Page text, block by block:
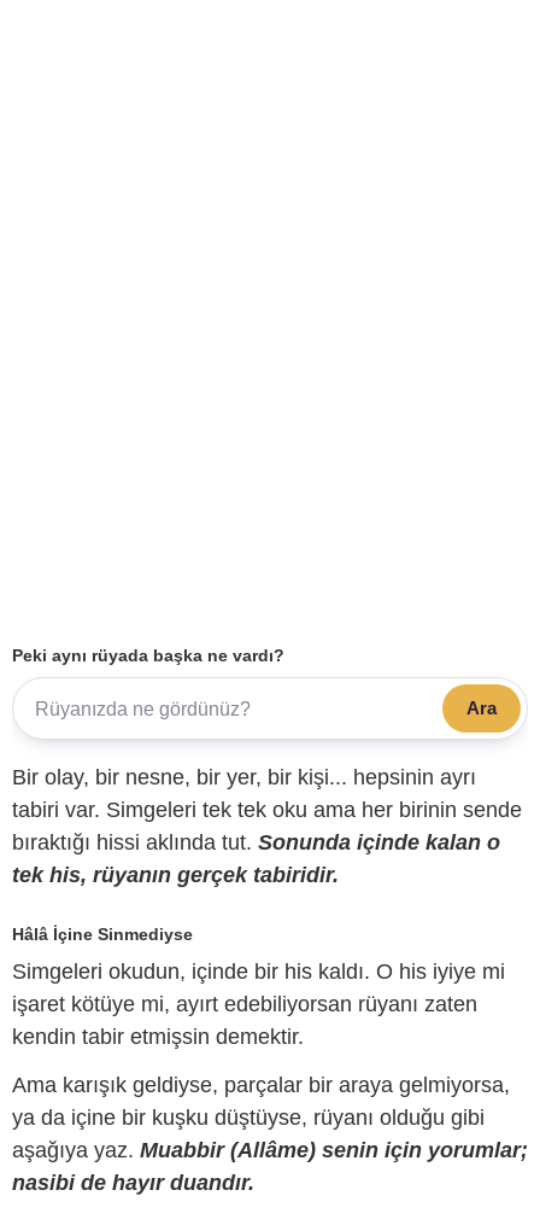
Peki aynı rüyada başka ne vardı?
Ara
Bir olay, bir nesne, bir yer, bir kişi... hepsinin ayrı
tabiri var. Simgeleri tek tek oku ama her birinin sende
bıraktığı hissi aklında tut. Sonunda içinde kalan o
tek his, rüyanın gerçek tabiridir.
Hâlâ İçine Sinmediyse
Simgeleri okudun, içinde bir his kaldı. O his iyiye mi
işaret kötüye mi, ayırt edebiliyorsan rüyanı zaten
kendin tabir etmişsin demektir.
Ama karışık geldiyse, parçalar bir araya gelmiyorsa,
ya da içine bir kuşku düştüyse, rüyanı olduğu gibi
aşağıya yaz. Muabbir (Allâme) senin için yorumlar;
nasibi de hayır duandır.